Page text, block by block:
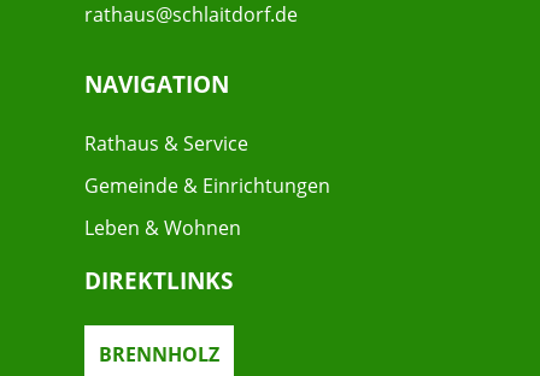
rathaus@schlaitdorf.de
NAVIGATION
Rathaus & Service
Gemeinde & Einrichtungen
Leben & Wohnen
DIREKTLINKS
BRENNHOLZ